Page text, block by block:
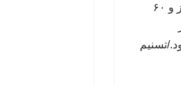
شهید بابایی بیش از ۳۰۰۰ ساعت پرواز و ۶۰